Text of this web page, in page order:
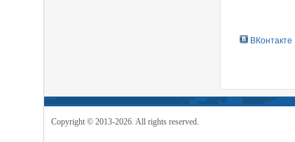
ВКонтакте
Copyright © 2013-2026. All rights reserved.